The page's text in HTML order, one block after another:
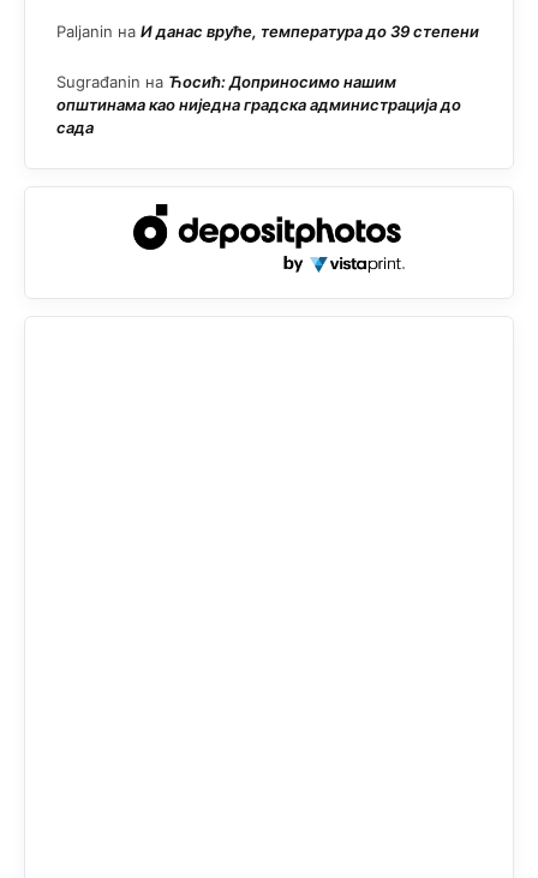
Paljanin на И данас вруће, температура до 39 степени
Sugrađanin на Ћосић: Доприносимо нашим
општинама као ниједна градска администрација до
сада